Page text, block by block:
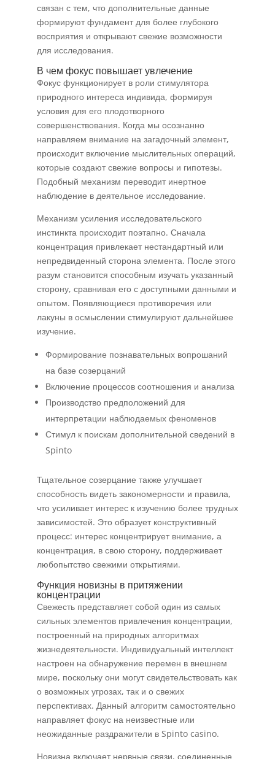
связан с тем, что дополнительные данные
формируют фундамент для более глубокого
восприятия и открывают свежие возможности
для исследования.
В чем фокус повышает увлечение
Фокус функционирует в роли стимулятора
природного интереса индивида, формируя
условия для его плодотворного
совершенствования. Когда мы осознанно
направляем внимание на загадочный элемент,
происходит включение мыслительных операций,
которые создают свежие вопросы и гипотезы.
Подобный механизм переводит инертное
наблюдение в деятельное исследование.
Механизм усиления исследовательского
инстинкта происходит поэтапно. Сначала
концентрация привлекает нестандартный или
непредвиденный сторона элемента. После этого
разум становится способным изучать указанный
сторону, сравнивая его с доступными данными и
опытом. Появляющиеся противоречия или
лакуны в осмыслении стимулируют дальнейшее
изучение.
Формирование познавательных вопрошаний
на базе созерцаний
Включение процессов соотношения и анализа
Производство предположений для
интерпретации наблюдаемых феноменов
Стимул к поискам дополнительной сведений в
Spinto
Тщательное созерцание также улучшает
способность видеть закономерности и правила,
что усиливает интерес к изучению более трудных
зависимостей. Это образует конструктивный
процесс: интерес концентрирует внимание, а
концентрация, в свою сторону, поддерживает
любопытство свежими открытиями.
Функция новизны в притяжении
концентрации
Свежесть представляет собой один из самых
сильных элементов привлечения концентрации,
построенный на природных алгоритмах
жизнедеятельности. Индивидуальный интеллект
настроен на обнаружение перемен в внешнем
мире, поскольку они могут свидетельствовать как
о возможных угрозах, так и о свежих
перспективах. Данный алгоритм самостоятельно
направляет фокус на неизвестные или
неожиданные раздражители в Spinto casino.
Новизна включает нервные связи, соединенные